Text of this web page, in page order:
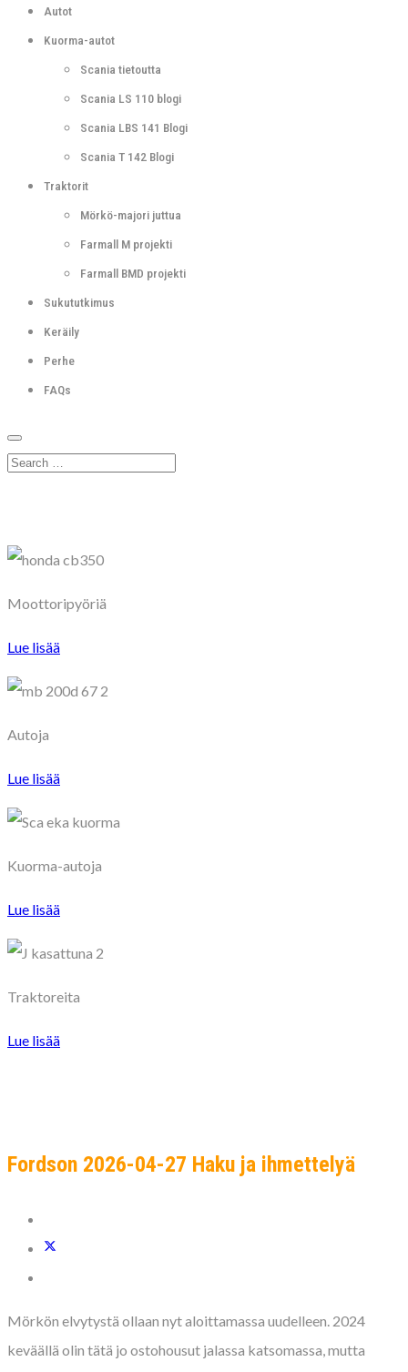
Autot
Kuorma-autot
Scania tietoutta
Scania LS 110 blogi
Scania LBS 141 Blogi
Scania T 142 Blogi
Traktorit
Mörkö-majori juttua
Farmall M projekti
Farmall BMD projekti
Sukututkimus
Keräily
Perhe
FAQs
Moottoripyöriä
Lue lisää
Autoja
Lue lisää
Kuorma-autoja
Lue lisää
Traktoreita
Lue lisää
Fordson 2026-04-27 Haku ja ihmettelyä
Mörkön elvytystä ollaan nyt aloittamassa uudelleen. 2024
keväällä olin tätä jo ostohousut jalassa katsomassa, mutta